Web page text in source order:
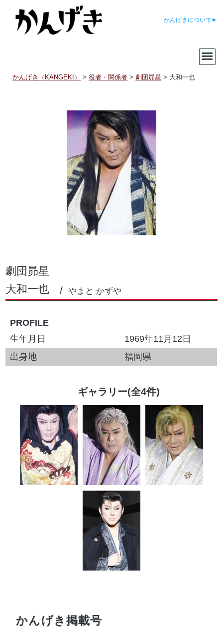
かんげきについて
かんげき（KANGEKI） >役者・関係者 >劇団昴星 > 大和一也
劇団昴星
大和一也
やまと かずや
PROFILE
生年月日
1969年11月12日
出身地
福岡県
ギャラリー(全4件)
かんげき掲載号